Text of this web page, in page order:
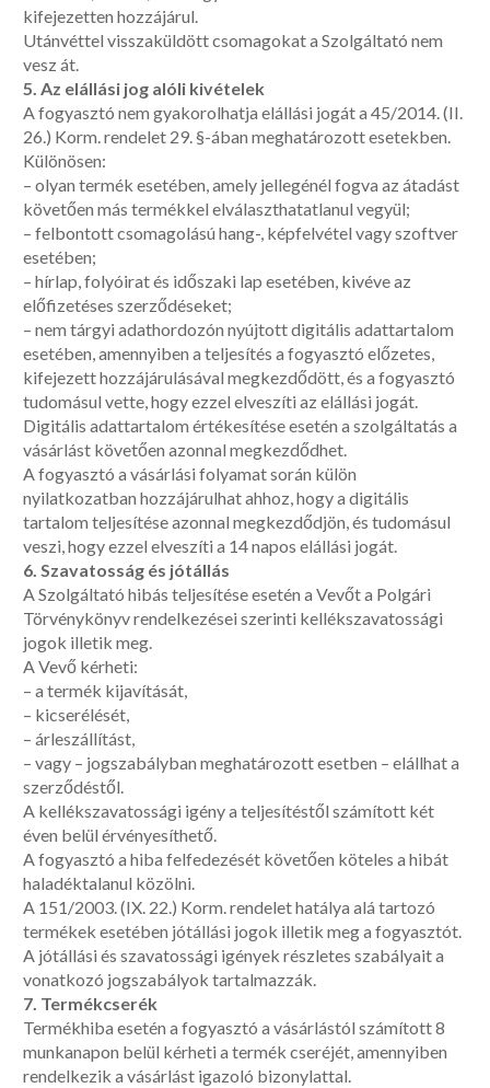
kifejezetten hozzájárul.
Utánvéttel visszaküldött csomagokat a Szolgáltató nem
vesz át.
5. Az elállási jog alóli kivételek
A fogyasztó nem gyakorolhatja elállási jogát a 45/2014. (II.
26.) Korm. rendelet 29. §-ában meghatározott esetekben.
Különösen:
– olyan termék esetében, amely jellegénél fogva az átadást
követően más termékkel elválaszthatatlanul vegyül;
– felbontott csomagolású hang-, képfelvétel vagy szoftver
esetében;
– hírlap, folyóirat és időszaki lap esetében, kivéve az
előfizetéses szerződéseket;
– nem tárgyi adathordozón nyújtott digitális adattartalom
esetében, amennyiben a teljesítés a fogyasztó előzetes,
kifejezett hozzájárulásával megkezdődött, és a fogyasztó
tudomásul vette, hogy ezzel elveszíti az elállási jogát.
Digitális adattartalom értékesítése esetén a szolgáltatás a
vásárlást követően azonnal megkezdődhet.
A fogyasztó a vásárlási folyamat során külön
nyilatkozatban hozzájárulhat ahhoz, hogy a digitális
tartalom teljesítése azonnal megkezdődjön, és tudomásul
veszi, hogy ezzel elveszíti a 14 napos elállási jogát.
6. Szavatosság és jótállás
A Szolgáltató hibás teljesítése esetén a Vevőt a Polgári
Törvénykönyv rendelkezései szerinti kellékszavatossági
jogok illetik meg.
A Vevő kérheti:
– a termék kijavítását,
– kicserélését,
– árleszállítást,
– vagy – jogszabályban meghatározott esetben – elállhat a
szerződéstől.
A kellékszavatossági igény a teljesítéstől számított két
éven belül érvényesíthető.
A fogyasztó a hiba felfedezését követően köteles a hibát
haladéktalanul közölni.
A 151/2003. (IX. 22.) Korm. rendelet hatálya alá tartozó
termékek esetében jótállási jogok illetik meg a fogyasztót.
A jótállási és szavatossági igények részletes szabályait a
vonatkozó jogszabályok tartalmazzák.
7. Termékcserék
Termékhiba esetén a fogyasztó a vásárlástól számított 8
munkanapon belül kérheti a termék cseréjét, amennyiben
rendelkezik a vásárlást igazoló bizonylattal.